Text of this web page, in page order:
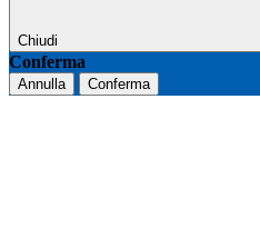
Chiudi
Conferma
Annulla Conferma